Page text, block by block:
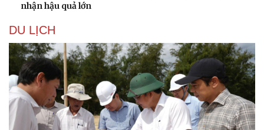
nhận hậu quả lớn
DU LỊCH